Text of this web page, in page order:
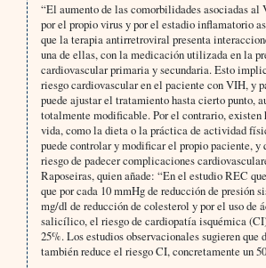
“El aumento de las comorbilidades asociadas al
por el propio virus y por el estadio inflamatorio
que la terapia antirretroviral presenta
una de ellas, con la medicación utilizada en la
cardiovascular primaria y secundaria. Esto
riesgo cardiovascular en el paciente con VIH, y
puede ajustar el tratamiento hasta cierto punto,
totalmente modificable. Por el contrario, existen
vida, como la dieta o la práctica de actividad
puede controlar y modificar el propio paciente, y
riesgo de padecer complicaciones
Raposeiras, quien añade: “En el estudio REC
que por cada 10 mmHg de reducción de presión
mg/dl de reducción de colesterol y por el uso de
salicílico, el riesgo de cardiopatía isquémica
25%. Los estudios observacionales sugieren que
también reduce el riesgo CI, concretamente un